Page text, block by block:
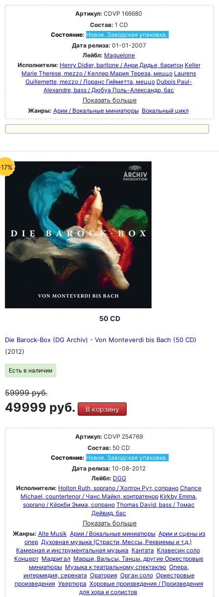
Артикул: CDVP 166680
Состав: 1 CD
Состояние: Новое. Заводская упаковка.
Дата релиза: 01-01-2007
Лейбл: Maguelone
Исполнители: Henry Didier, baritone / Анри Дидье, баритон Keller
Marie Therese, mezzo / Келлер Мария Тереза, меццо Laurens
Guillemette, mezzo / Лоранс Гийметта, меццо Dubois Paul-
Alexandre, bass / Дюбуа Поль-Александр, бас
Показать больше
Жанры: Арии / Вокальные миниатюры Вокальный цикл
50 CD
Die Barock-Box (DG Archiv) - Von Monteverdi bis Bach (50 CD)
(2012)
Есть в наличии
59999руб.
49999 руб. В корзину
Артикул: CDVP 254769
Состав: 50 CD
Состояние: Новое. Заводская упаковка.
Дата релиза: 10-08-2012
Лейбл: DGG
Исполнители: Holton Ruth, soprano / Холтон Рут, сопрано Chance
Michael, countertenor / Чанс Майкл, контратенор Kirkby Emma,
soprano / Кёркби Эмма, сопрано Thomas David, bass / Томас
Дейвид, бас
Показать больше
Жанры: Alte Musik Арии / Вокальные миниатюры Арии и сцены из
опер Духовная музыка (Страсти, Мессы, Реквиемы и т.д.)
Камерная и инструментальная музыка Кантата Клавесин соло
Концерт Мадригал Марши, Вальсы, Танцы, другие Оркестровые
миниатюры Музыка к театральному спектаклю Опера,
интермедия, серената Оратория Орган соло Оркестровые
произведения Увертюра Хоровые произведения / Произведения
для хора и солистов